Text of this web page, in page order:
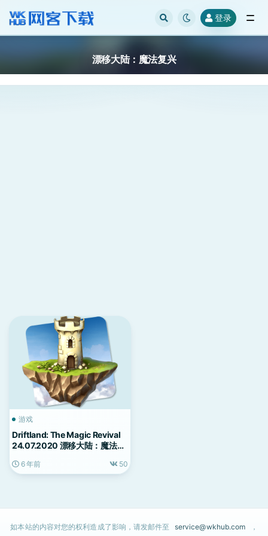
登录
漂移大陆：魔法复兴
游戏
Driftland: The Magic Revival
24.07.2020 漂移大陆：魔法复
6 年前 50
如本站的内容对您的权利造成了影响，请发邮件至 service@wkhub.com ，
全部